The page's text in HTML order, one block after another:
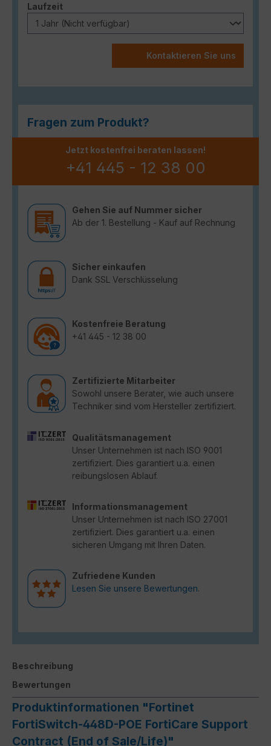
Laufzeitauswählen
Kontaktieren Sie uns
Fragen zum Produkt?
Jetzt kostenfrei beraten lassen!
+41 445 - 12 38 00
Gehen Sie auf Nummer sicher
Ab der 1. Bestellung - Kauf auf Rechnung
Sicher einkaufen
Dank SSL Verschlüsselung
Kostenfreie Beratung
+41 445 - 12 38 00
Zertifizierte Mitarbeiter
Sowohl unsere Berater, wie auch unsere
Techniker sind vom Hersteller zertifiziert.
Qualitätsmanagement
Unser Unternehmen ist nach ISO 9001
zertifiziert. Dies garantiert u.a. einen
reibungslosen Ablauf.
Informationsmanagement
Unser Unternehmen ist nach ISO 27001
zertifiziert. Dies garantiert u.a. einen
sicheren Umgang mit Ihren Daten.
Zufriedene Kunden
Lesen Sie unsere Bewertungen.
Beschreibung
Bewertungen
Produktinformationen "Fortinet
FortiSwitch-448D-POE FortiCare Support
Contract (End of Sale/Life)"